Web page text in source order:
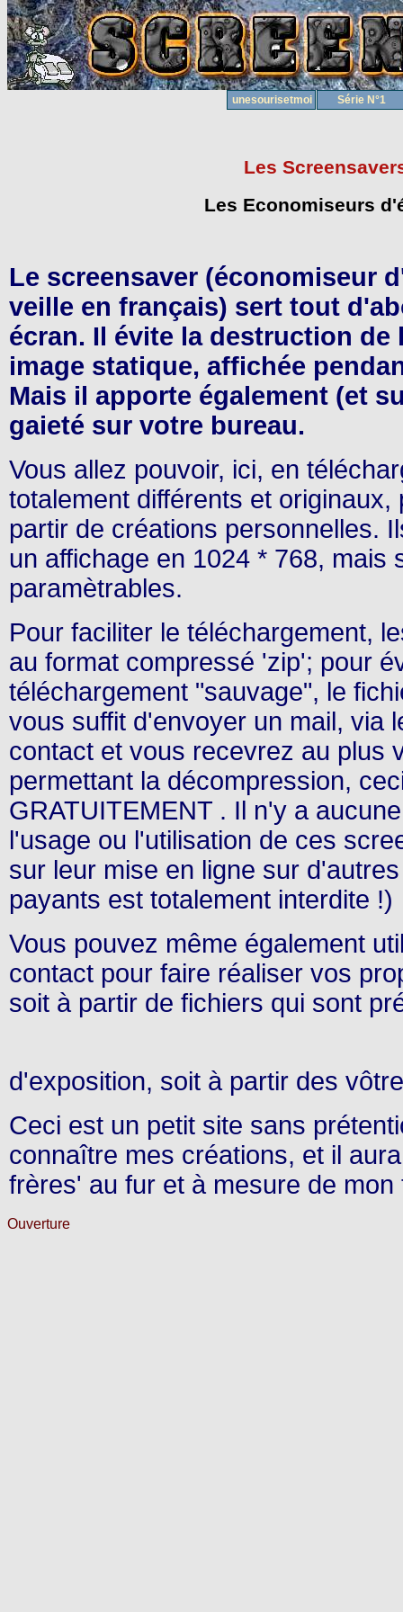
unesourisetmoi Série N°1
Les
Les Economiseurs
Le screensaver (économiseur
veille en français) sert tout
écran. Il évite la destruction de
image statique, affichée
Mais il apporte également (et
gaieté sur votre bureau.
Vous allez pouvoir, ici, en
totalement différents et originaux,
partir de créations personnelles.
un affichage en 1024 * 768, mais
paramètrables.
Pour faciliter le téléchargement,
au format compressé 'zip'; pour
téléchargement "sauvage", le
vous suffit d'envoyer un mail, via
contact et vous recevrez au plus
permettant la décompression,
GRATUITEMENT . Il n'y a
l'usage ou l'utilisation de ces
sur leur mise en ligne sur
payants est totalement interdite !)
Vous pouvez même également
contact pour faire réaliser vos
soit à partir de fichiers qui sont
d'exposition, soit à partir des
Ceci est un petit site sans
connaître mes créations, et il
frères' au fur et à mesure de mon
Ouverture